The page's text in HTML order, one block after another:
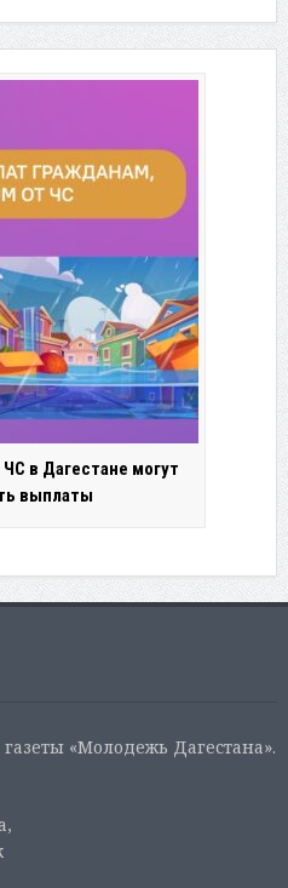
в Дагестане могут
выплаты
«Молодежь Дагестана».